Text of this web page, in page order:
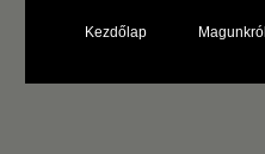
Kezdőlap Magunkról